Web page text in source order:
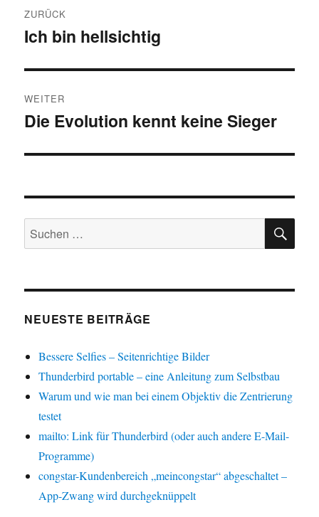
ZURÜCK
Vorheriger
Ich bin hellsichtig
WEITER
Nächster
Die Evolution kennt keine Sieger
Suchen
nach:
NEUESTE BEITRÄGE
Bessere Selfies – Seitenrichtige Bilder
Thunderbird portable – eine Anleitung zum Selbstbau
Warum und wie man bei einem Objektiv die Zentrierung
testet
mailto: Link für Thunderbird (oder auch andere E-Mail-
Programme)
congstar-Kundenbereich „meincongstar“ abgeschaltet –
App-Zwang wird durchgeknüppelt